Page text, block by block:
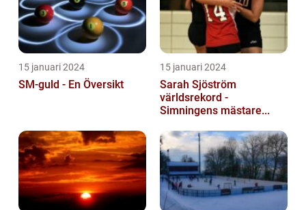
15 januari 2024
SM-guld - En Översikt
15 januari 2024
Sarah Sjöström
världsrekord -
Simningens mästare...